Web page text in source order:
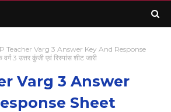
Teacher Varg 3 Answer Key And Response
3 उत्तर कुंजी एवं रिस्पांस शीट जारी
Varg 3 Answer
Sheet